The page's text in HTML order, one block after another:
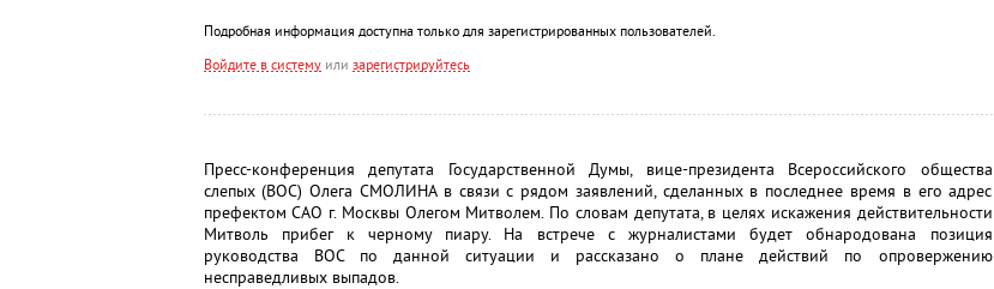
Подробная информация доступна только для зарегистрированных пользователей.
Войдите в системуили зарегистрируйтесь
Пресс-конференция депутата Государственной Думы, вице-президента Всероссийского общества
слепых (ВОС) Олега СМОЛИНА в связи с рядом заявлений, сделанных в последнее время в его адрес
префектом САО г. Москвы Олегом Митволем. По словам депутата, в целях искажения действительности
Митволь прибег к черному пиару. На встрече с журналистами будет обнародована позиция
руководства ВОС по данной ситуации и рассказано о плане действий по опровержению
несправедливых выпадов.